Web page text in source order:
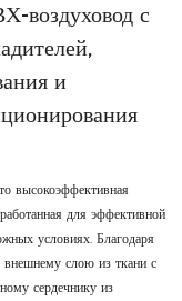
воздуховод с
и
высокоэффективная
для эффективной
условиях. Благодаря
внешнему слою из ткани с
сердечнику из